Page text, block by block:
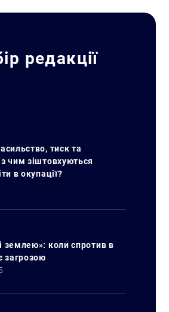
редакції
тиск та
чим зіштовхуються
в окупації?
землею»: коли спротив в
загрозою